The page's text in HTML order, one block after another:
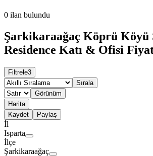
0 ilan bulundu
Şarkikaraağaç Köprü Köyü
Residence Katı & Ofisi
Filtrele3
Sırala
Görünüm
Harita
Kaydet
Paylaş
İl
Isparta
İlçe
Şarkikaraağaç